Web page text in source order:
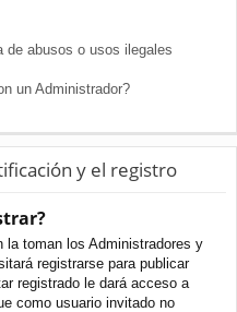
de abusos o usos ilegales
un Administrador?
y el registro
la toman los Administradores y
registrarse para publicar
registrado le dará acceso a
como usuario invitado no